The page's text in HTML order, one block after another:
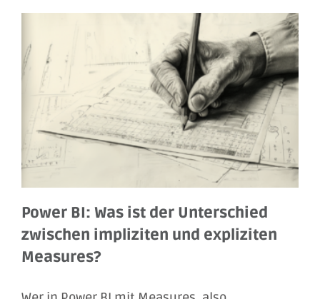
Power BI: Was ist der Unterschied
zwischen impliziten und expliziten
Measures?